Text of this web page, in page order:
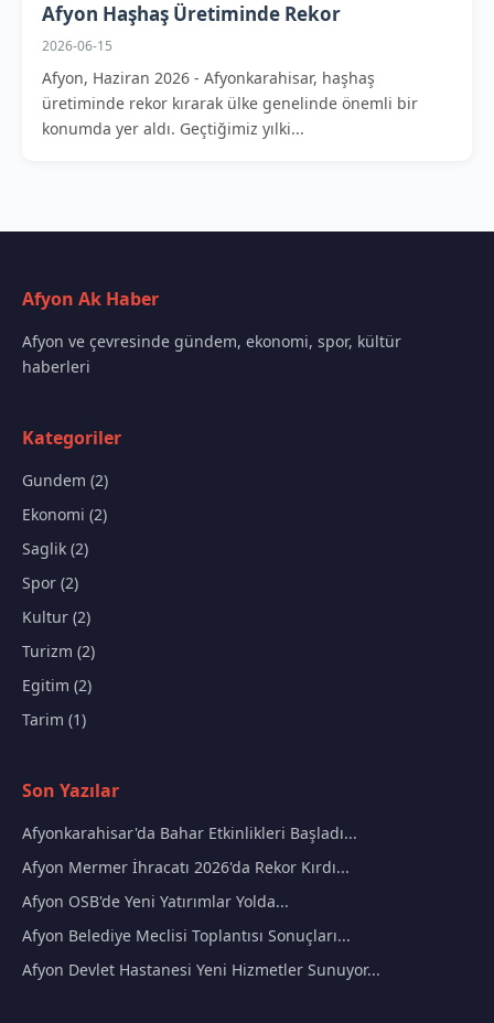
Afyon Haşhaş Üretiminde Rekor
2026-06-15
Afyon, Haziran 2026 - Afyonkarahisar, haşhaş
üretiminde rekor kırarak ülke genelinde önemli bir
konumda yer aldı. Geçtiğimiz yılki...
Afyon Ak Haber
Afyon ve çevresinde gündem, ekonomi, spor, kültür
haberleri
Kategoriler
Gundem (2)
Ekonomi (2)
Saglik (2)
Spor (2)
Kultur (2)
Turizm (2)
Egitim (2)
Tarim (1)
Son Yazılar
Afyonkarahisar'da Bahar Etkinlikleri Başladı...
Afyon Mermer İhracatı 2026'da Rekor Kırdı...
Afyon OSB'de Yeni Yatırımlar Yolda...
Afyon Belediye Meclisi Toplantısı Sonuçları...
Afyon Devlet Hastanesi Yeni Hizmetler Sunuyor...